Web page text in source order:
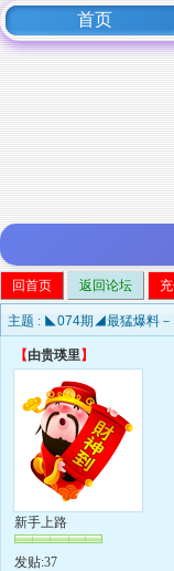
首页
回首页 返回论坛
主题 : ◣074期◢最猛爆料－
【由贵瑛里】
新手上路
发贴:37